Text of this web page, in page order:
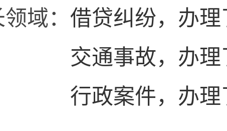
等25户
域： 借贷纠纷，办
交通事故，办
行政案件，办